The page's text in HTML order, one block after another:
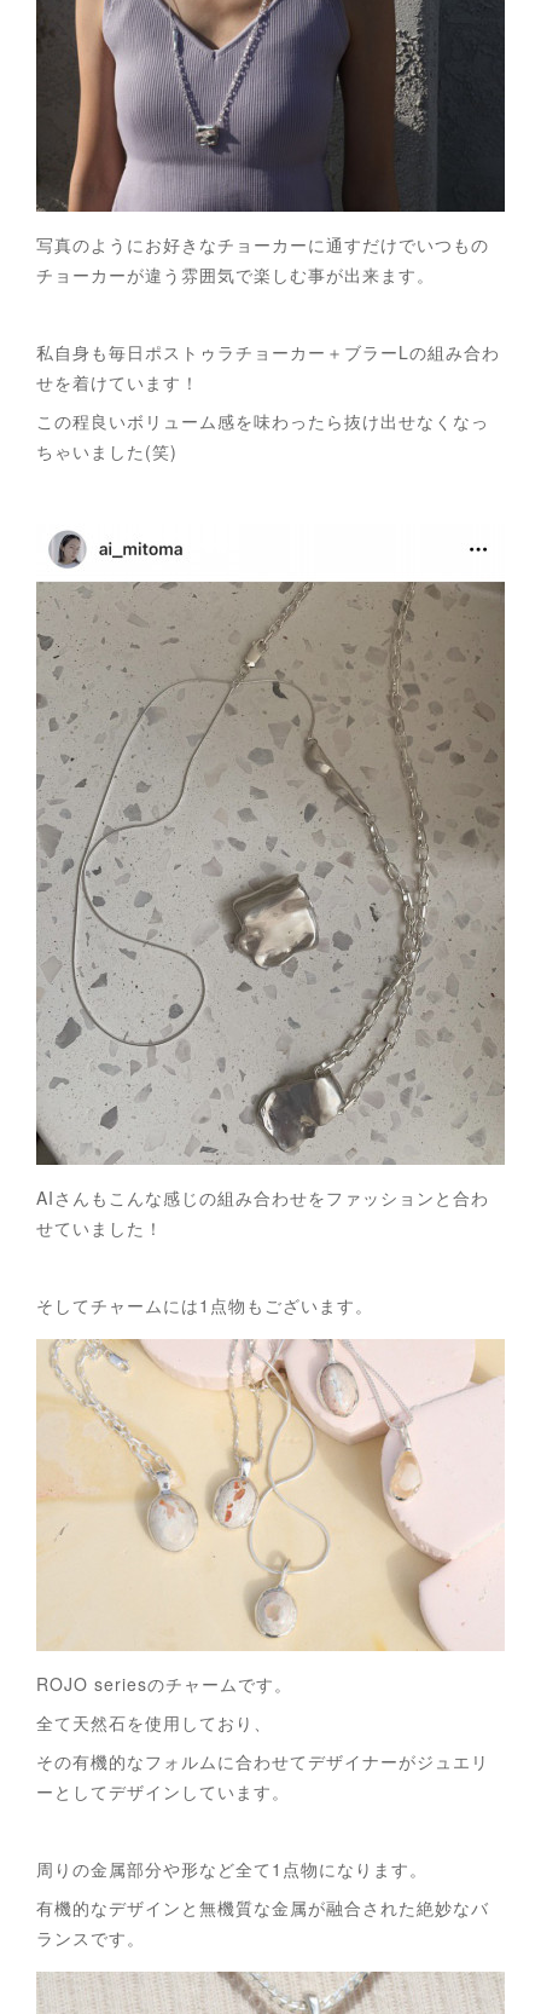
写真のようにお好きなチョーカーに通すだけでいつもの
チョーカーが違う雰囲気で楽しむ事が出来ます。
私自身も毎日ポストゥラチョーカー＋ブラーLの組み合わ
せを着けています！
この程良いボリューム感を味わったら抜け出せなくなっ
ちゃいました(笑)
AIさんもこんな感じの組み合わせをファッションと合わ
せていました！
そしてチャームには1点物もございます。
ROJO seriesのチャームです。
全て天然石を使用しており、
その有機的なフォルムに合わせてデザイナーがジュエリ
ーとしてデザインしています。
周りの金属部分や形など全て1点物になります。
有機的なデザインと無機質な金属が融合された絶妙なバ
ランスです。